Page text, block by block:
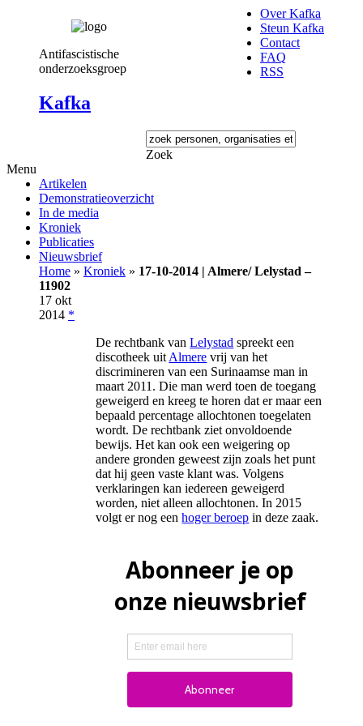
Antifascistische
onderzoeksgroep
Kafka
Over Kafka
Steun Kafka
Contact
FAQ
RSS
Zoek
Menu
Artikelen
Demonstratieoverzicht
In de media
Kroniek
Publicaties
Nieuwsbrief
Home » Kroniek » 17-10-2014 | Almere/ Lelystad –
11902
17 okt
2014 *
De rechtbank vanLelystad spreekt een
discotheek uit Almere vrij van het
discrimineren van een Surinaamse man in
maart 2011. Die man werd toen de toegang
geweigerd en kreeg te horen dat er maar een
bepaald percentage allochtonen toegelaten
wordt. De rechtbank ziet onvoldoende
bewijs. Het kan ook een weigering op
andere gronden geweest zijn zoals het punt
dat hij geen vaste klant was. Volgens
verklaringen kan iedereen geweigerd
worden, niet alleen allochtonen. In 2015
volgt er nog eenhoger beroep in deze zaak.